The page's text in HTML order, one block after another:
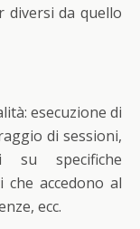
diversi da quello
esecuzione di
di sessioni,
su specifiche
accedono al
ecc.